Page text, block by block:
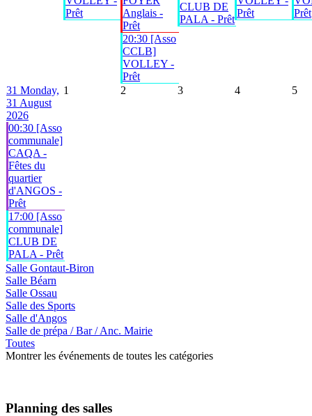
Prêt
Anglais -
Prêt
20:30 [Asso
CCLB]
VOLLEY -
Prêt
CLUB DE
PALA - Prêt
Prêt
Prêt
31 Monday,
31 August
2026
00:30 [Asso
communale]
CAQA -
Fêtes du
quartier
d'ANGOS -
Prêt
17:00 [Asso
communale]
CLUB DE
PALA - Prêt
1 2 3 4 5
Salle Gontaut-Biron
Salle Béarn
Salle Ossau
Salle des Sports
Salle d'Angos
Salle de prépa / Bar / Anc. Mairie
Toutes
Montrer les événements de toutes les catégories
Planning des salles